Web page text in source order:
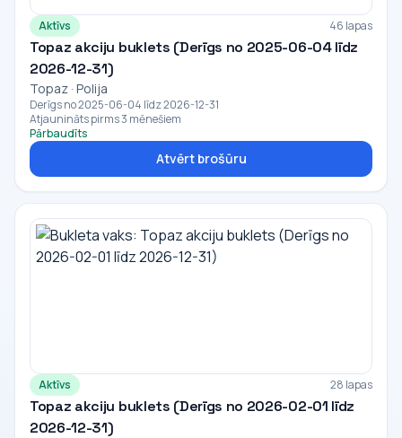
Aktīvs 46 lapas
Topaz akciju buklets (Derīgs no 2025-06-04 līdz
2026-12-31)
Topaz · Polija
Derīgs no 2025-06-04 līdz 2026-12-31
Atjaunināts pirms 3 mēnešiem
Pārbaudīts
Atvērt brošūru
Aktīvs 28 lapas
Topaz akciju buklets (Derīgs no 2026-02-01 līdz
2026-12-31)